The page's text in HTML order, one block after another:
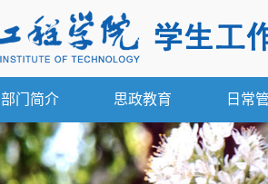
部门简介 思政教育 日常